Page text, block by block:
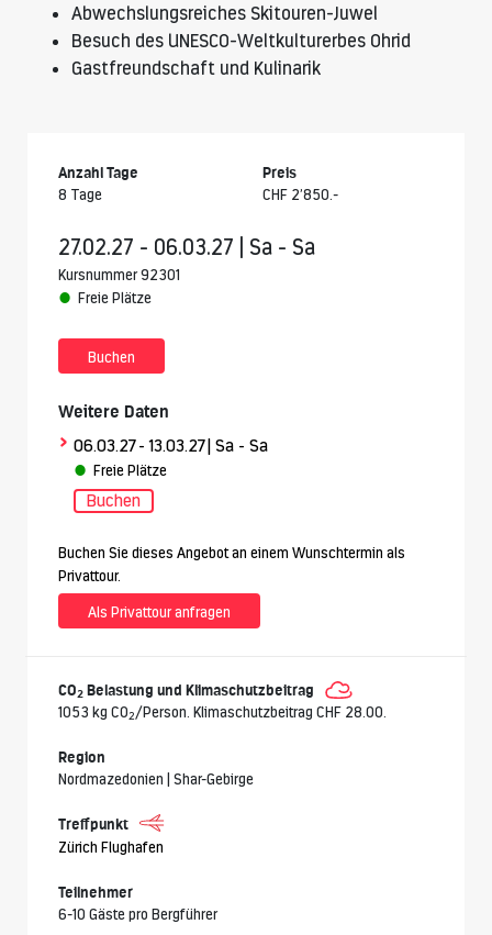
Abwechslungsreiches Skitouren-Juwel
Besuch des UNESCO-Weltkulturerbes Ohrid
Gastfreundschaft und Kulinarik
Anzahl Tage
8 Tage
Preis
CHF 2’850.-
27.02.27 - 06.03.27 | Sa - Sa
Kursnummer 92301
Freie Plätze
Buchen
Weitere Daten
> 06.03.27- 13.03.27| Sa - Sa
Freie Plätze
Buchen
Buchen Sie dieses Angebot an einem Wunschtermin als
Privattour.
Als Privattour anfragen
CO2 Belastung und Klimaschutzbeitrag
1053 kg CO2/Person. Klimaschutzbeitrag CHF 28.00.
Region
Nordmazedonien | Shar-Gebirge
Treffpunkt
Zürich Flughafen
Teilnehmer
6-10 Gäste pro Bergführer